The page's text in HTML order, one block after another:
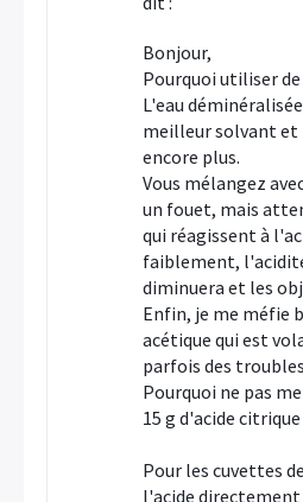
Bonjour,
Pourquoi utiliser
L'eau
meilleur solvant et
encore plus.
Vous mélangez
un fouet, mais
qui réagissent à
faiblement,
diminuera et les
Enfin, je me méfie
acétique qui est
parfois des
Pourquoi ne pas
15 g d'acide
Pour les cuvettes
l'acide directement